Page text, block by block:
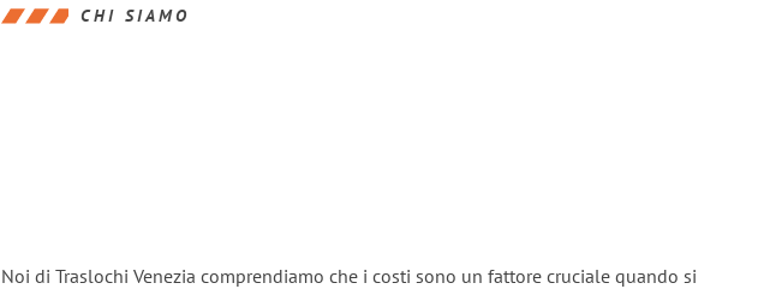
CHI SIAMO
Noi di Traslochi Venezia comprendiamo che i costi sono un fattore cruciale quando si